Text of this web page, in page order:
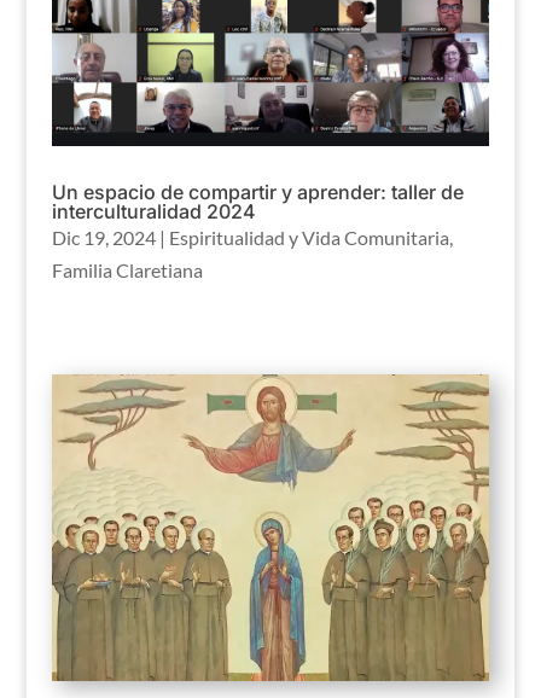
Un espacio de compartir y aprender: taller de
interculturalidad 2024
Dic 19, 2024| Espiritualidad y Vida Comunitaria,
Familia Claretiana